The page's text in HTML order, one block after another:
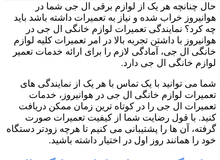
حال چنانچه هر یک از لوازم برقی ال جی شما در
هوانیروز خراب شده و نیاز به تعمیرات داشته باشد باید
چه کرد؟ نمایندگی تعمیرات لوازم خانگی ال جی در
هوانیروز با داشتن تجربه بالا در امر تعمیرات کلیه لوازم
خانگی ال جی، آمادگی لازم را برای ارائه خدمات تعمیر
لوازم خانگی ال جی دارد.
شما می توانید با یک تماس با هر یک از نمایندگی های
تعمیرات لوازم خانگی ال جی در هوانیروز، خدمات
تعمیرات ال جی را در کوتاه ترین زمان ممکن دریافت
کنید. با قول رضایت شما از کیفیت تعمیرات صورت
گرفته، آن ها را پشتیبانی می کنیم تا هرچه زودتر دستگاه
خود را همانند روز اول در اختیار داشته باشید.